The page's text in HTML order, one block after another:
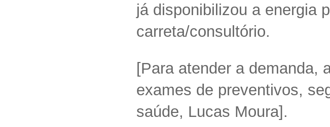
já disponibilizou a energia
carreta/consultório.
[Para atender a demanda,
exames de preventivos,
saúde, Lucas Moura].